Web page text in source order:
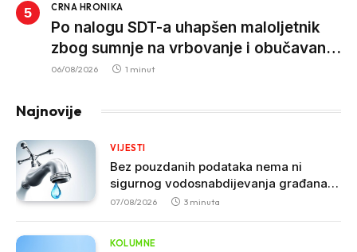
CRNA HRONIKA
Po nalogu SDT-a uhapšen maloljetnik
zbog sumnje na vrbovanje i obučavanje
za izvršenje terorističkih djela
06/08/2026 1 minut
Najnovije
VIJESTI
Bez pouzdanih podataka nema ni
sigurnog vodosnabdijevanja građana u
Crnoj Gori
07/08/2026 3 minuta
KOLUMNE